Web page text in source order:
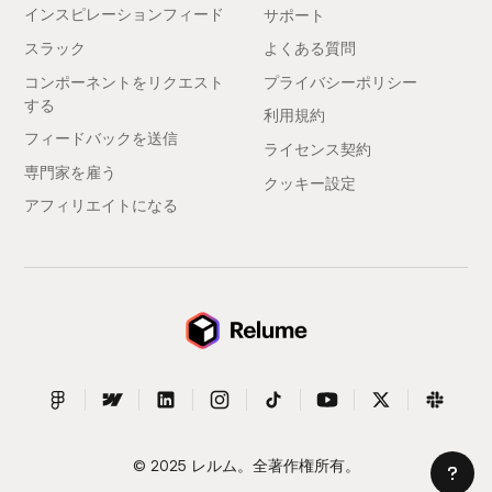
インスピレーションフィード
スラック
コンポーネントをリクエスト
する
フィードバックを送信
専門家を雇う
アフィリエイトになる
サポート
よくある質問
プライバシーポリシー
利用規約
ライセンス契約
クッキー設定
© 2025 レルム。全著作権所有。